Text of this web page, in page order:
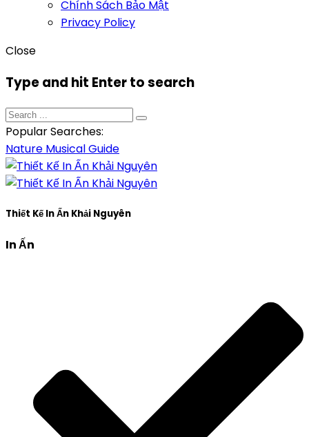
Chính Sách Bảo Mật
Privacy Policy
Close
Type and hit Enter to search
Popular Searches:
Nature MusicalGuide
Thiết Kế In Ấn Khải Nguyên
In Ấn